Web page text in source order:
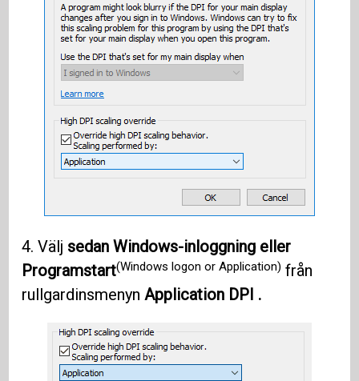
4. Välj sedan Windows-inloggning eller
Programstart(Windows logon or Application) från
rullgardinsmenynApplication DPI .